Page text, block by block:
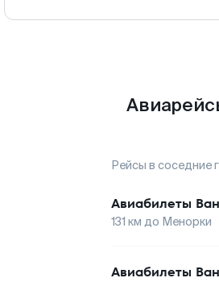
Рейсы в соседние
Авиабилеты
131 км до Менорки
Авиабилеты